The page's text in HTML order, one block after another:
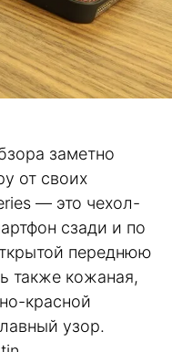
заметно
от своих
— это чехол-
сзади и по
переднюю
также кожаная,
красной
узор.